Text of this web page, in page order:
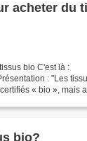
acheter du
bio C'est là :
: "Les
« bio », mais
bio?